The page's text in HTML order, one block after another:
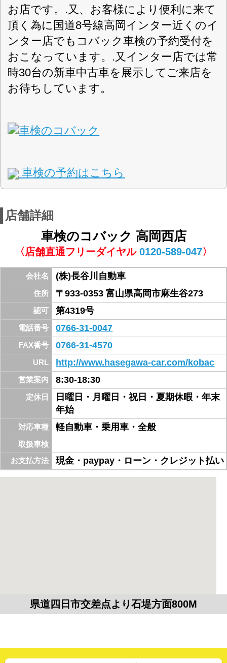
営業案内 8:30-18:30
日曜日・月曜日・祝日・夏期休暇・年末
年始
対応車種 軽自動車・乗用車・全般
取扱車検
お支払方法 現金・paypay・ローン・クレジット払い